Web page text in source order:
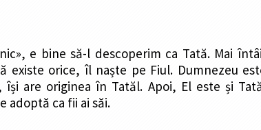
e bine să-l descoperim ca Tată. Mai
existe orice, îl naște pe Fiul. Dumnezeu
are originea în Tatăl. Apoi, El este și
adoptă ca fii ai săi.